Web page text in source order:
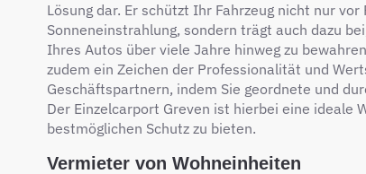
Lösung dar. Er schützt Ihr Fahrzeug nicht nur
Sonneneinstrahlung, sondern trägt auch dazu
Ihres Autos über viele Jahre hinweg zu
zudem ein Zeichen der Professionalität und
Geschäftspartnern, indem Sie geordnete und
Der Einzelcarport Greven ist hierbei eine ideale
bestmöglichen Schutz zu bieten.
Vermieter von Wohneinheiten